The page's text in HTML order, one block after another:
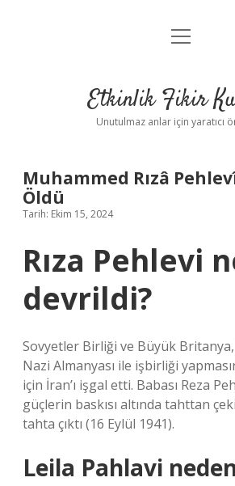
Anasayfa
Yasal Uyarı
menüyü
Etkinlik Fikir
Unutulmaz anlar için yaratıcı
Muhammed Rızâ
Öldü
Tarih: Ekim 15, 2024
Rıza Pehlevi
devrildi?
Sovyetler Birliği ve Büyük Britanya,
Nazi Almanyası ile işbirliği
için İran’ı işgal etti. Babası Reza
güçlerin baskısı altında tahttan
tahta çıktı (16 Eylül 1941).
Leila Pahlavi